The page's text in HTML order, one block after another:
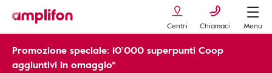
Centri Chiamaci Menu
Promozione speciale: 10’000 superpunti Coop
aggiuntivi in omaggio*